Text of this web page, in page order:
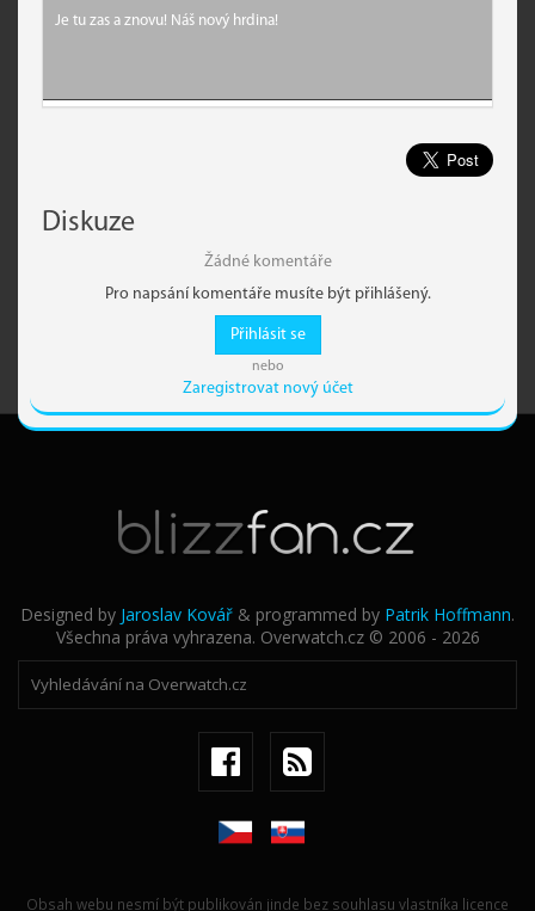
Je tu zas a znovu! Náš nový hrdina!
Diskuze
Žádné komentáře
Pro napsání komentáře musíte být přihlášený.
Přihlásit se
nebo
Zaregistrovat nový účet
Designed by Jaroslav Kovář & programmed by Patrik Hoffmann.
Všechna práva vyhrazena. Overwatch.cz © 2006 - 2026
Obsah webu nesmí být publikován jinde bez souhlasu vlastníka licence